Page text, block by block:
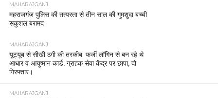
MAHARAJGANJ
महराजगंज पुलिस की तत्परता से तीन साल की गुमशुदा बच्ची
सकुशल बरामद
MAHARAJGANJ
यूट्यूब से सीखी ठगी की तरकीब: फर्जी लॉगिन से बन रहे थे
आधार व आयुष्मान कार्ड, ग्राहक सेवा केंद्र पर छापा, दो
गिरफ्तार।
MAHARAJGANJ